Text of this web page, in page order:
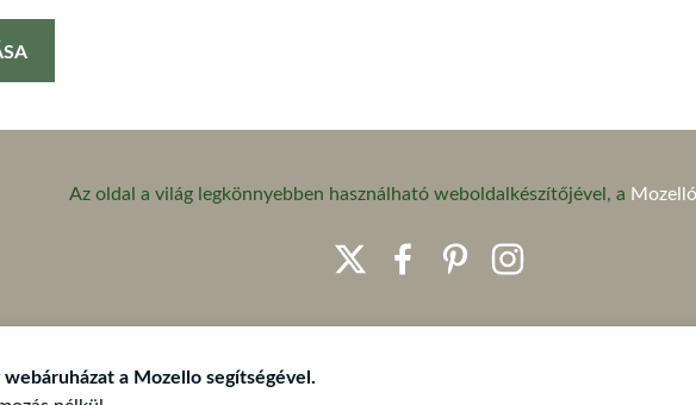
Az oldal a világ legkönnyebben használható weboldalkészítőjével, a
a Mozello segítségével.